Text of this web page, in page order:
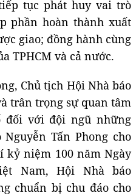
tục phát huy vai trò
phần hoàn thành xuất
giao; đồng hành cùng
TPHCM và cả nước.
Chủ tịch Hội Nhà báo
trân trọng sự quan tâm
đối với đội ngũ những
Tấn Phong cho
kỷ niệm 100 năm Ngày
Nam, Hội Nhà báo
chuẩn bị chu đáo cho